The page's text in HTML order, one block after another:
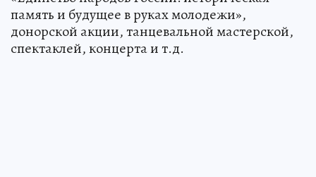
память и будущее в руках молодежи»,
донорской акции, танцевальной мастерской,
спектаклей, концерта и т.д.